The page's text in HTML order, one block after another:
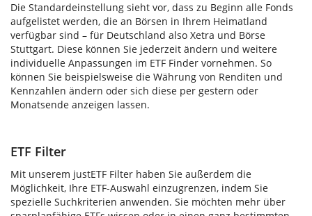
Die Standardeinstellung sieht vor, dass zu Beginn alle Fonds
aufgelistet werden, die an Börsen in Ihrem Heimatland
verfügbar sind – für Deutschland also Xetra und Börse
Stuttgart. Diese können Sie jederzeit ändern und weitere
individuelle Anpassungen im ETF Finder vornehmen. So
können Sie beispielsweise die Währung von Renditen und
Kennzahlen ändern oder sich diese per gestern oder
Monatsende anzeigen lassen.
ETF Filter
Mit unserem justETF Filter haben Sie außerdem die
Möglichkeit, Ihre ETF-Auswahl einzugrenzen, indem Sie
spezielle Suchkriterien anwenden. Sie möchten mehr über